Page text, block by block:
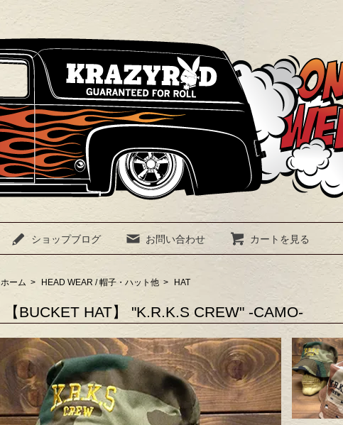
ショップブログ お問い合わせ カートを見る
ホーム > HEAD WEAR / 帽子・ハット他 > HAT
【BUCKET HAT】 "K.R.K.S CREW" -CAMO-